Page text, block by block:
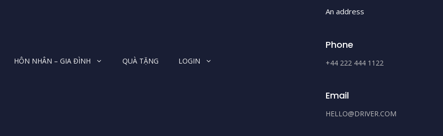
HÔN NHÂN – GIA ĐÌNH QUÀ TẶNG LOGIN
An address
Phone
+44 222 444 1122
Email
HELLO@DRIVER.COM